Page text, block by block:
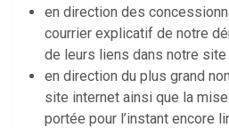
en direction des
courrier explicatif de notre
de leurs liens dans notre site
en direction du plus grand
site internet ainsi que la mise
portée pour l’instant encore